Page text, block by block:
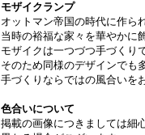
モザイクランプ
オットマン帝国の時代に作ら
当時の裕福な家々を華やかに
モザイクは一つづつ手づくり
そのため同様のデザインでも
手づくりならではの風合いを
色合いについて
掲載の画像につきましては細